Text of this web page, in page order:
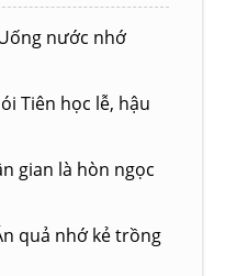
nước nhớ
Tiên học lễ, hậu
gian là hòn ngọc
quả nhớ kẻ trồng